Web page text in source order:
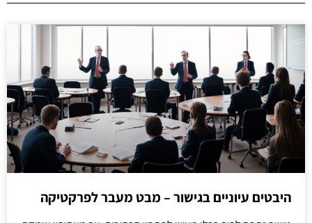
היבטים עיוניים בגישור – מבט מעבר לפרקטיקה